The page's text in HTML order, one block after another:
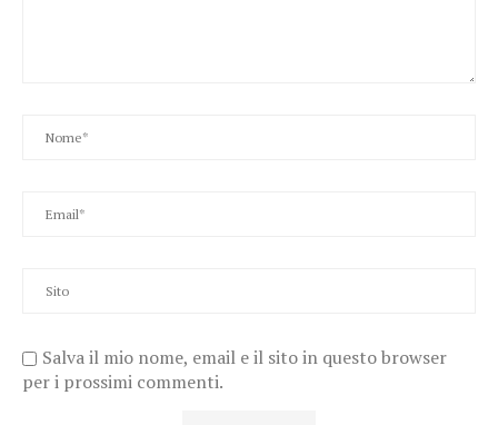
Salva il mio nome, email e il sito in questo browser
per i prossimi commenti.